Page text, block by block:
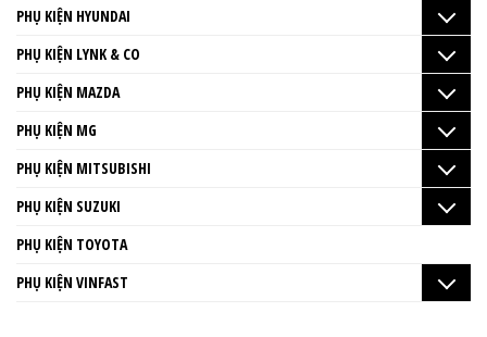
PHỤ KIỆN HYUNDAI
PHỤ KIỆN LYNK & CO
PHỤ KIỆN MAZDA
PHỤ KIỆN MG
PHỤ KIỆN MITSUBISHI
PHỤ KIỆN SUZUKI
PHỤ KIỆN TOYOTA
PHỤ KIỆN VINFAST